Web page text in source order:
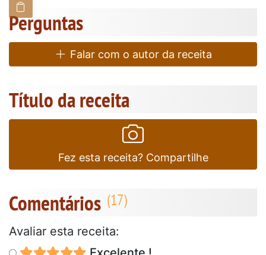
Perguntas
Falar com o autor da receita
Título da receita
Fez esta receita? Compartilhe
Comentários
Avaliar esta receita: